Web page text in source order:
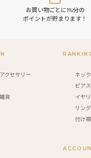
お買い物ごとに1%分の
ポイントが貯まります！
クセサリー
貨
ネッ
ピアス
イヤ
リング
付け襟